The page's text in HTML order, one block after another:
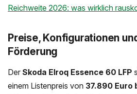
Reichweite 2026: was wirklich
Preise, Konfigurationen
Förderung
Der Skoda Elroq Essence 60 LFP
einem Listenpreis von 37.890 Euro